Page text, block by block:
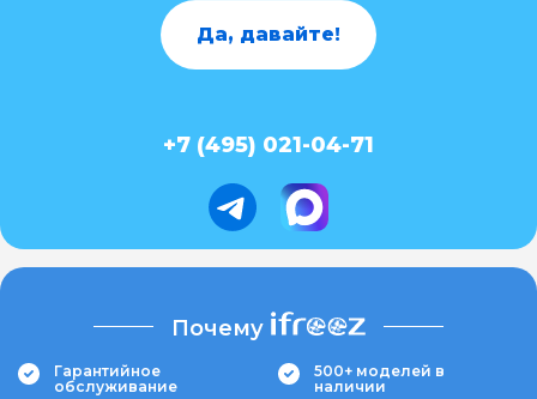
Да, давайте!
+7 (495) 021-04-71
Почему
Гарантийное
обслуживание
500+ моделей в
наличии